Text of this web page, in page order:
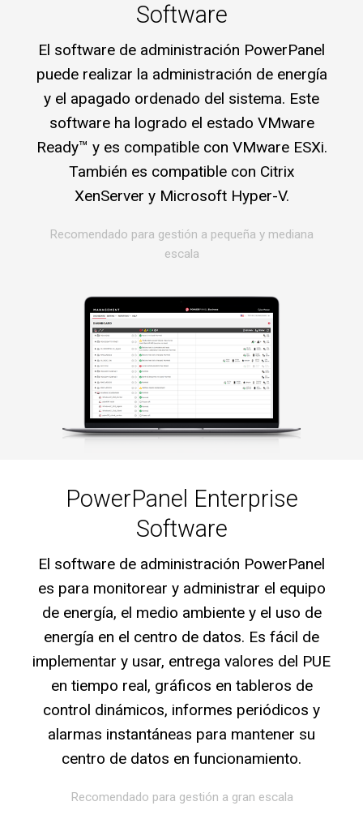
Software
El software de administración PowerPanel
puede realizar la administración de energía
y el apagado ordenado del sistema. Este
software ha logrado el estado VMware
Ready™ y es compatible con VMware ESXi.
También es compatible con Citrix
XenServer y Microsoft Hyper-V.
Recomendado para gestión a pequeña y mediana
escala
PowerPanel Enterprise
Software
El software de administración PowerPanel
es para monitorear y administrar el equipo
de energía, el medio ambiente y el uso de
energía en el centro de datos. Es fácil de
implementar y usar, entrega valores del PUE
en tiempo real, gráficos en tableros de
control dinámicos, informes periódicos y
alarmas instantáneas para mantener su
centro de datos en funcionamiento.
Recomendado para gestión a gran escala